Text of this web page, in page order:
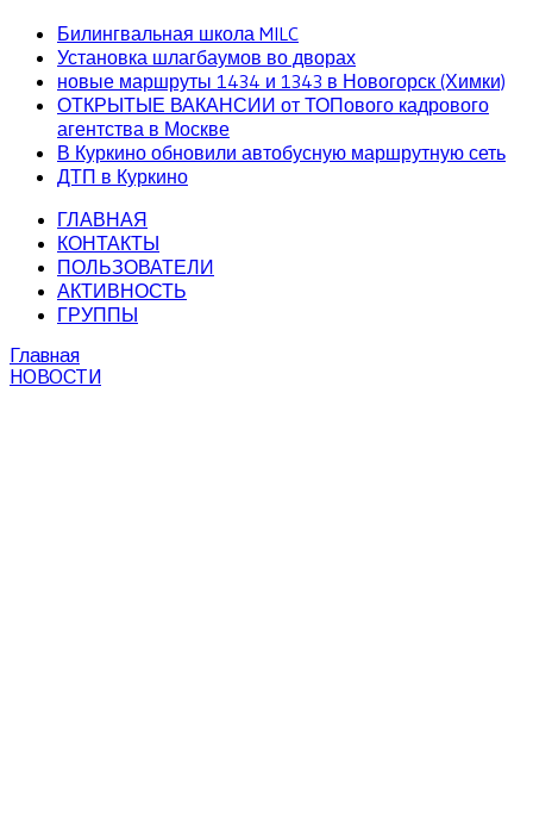
Билингвальная школа MILC
Установка шлагбаумов во дворах
новые маршруты 1434 и 1343 в Новогорск (Химки)
ОТКРЫТЫЕ ВАКАНСИИ от ТОПового кадрового
агентства в Москве
В Куркино обновили автобусную маршрутную сеть
ДТП в Куркино
ГЛАВНАЯ
КОНТАКТЫ
ПОЛЬЗОВАТЕЛИ
АКТИВНОСТЬ
ГРУППЫ
Главная
НОВОСТИ